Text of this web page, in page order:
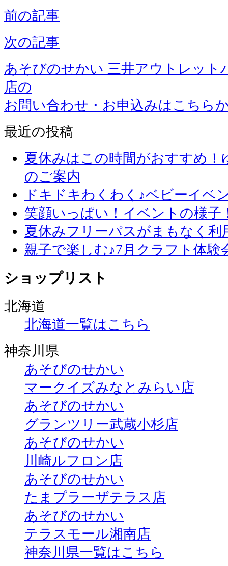
前の記事
次の記事
あそびのせかい 三井アウトレット
店の
お問い合わせ・お申込みはこちら
最近の投稿
夏休みはこの時間がおすすめ
のご案内
ドキドキわくわく♪ベビーイベ
笑顔いっぱい！イベントの様子
夏休みフリーパスがまもなく利
親子で楽しむ♪7月クラフト体験
ショップリスト
北海道
北海道一覧はこちら
神奈川県
あそびのせかい
マークイズみなとみらい店
あそびのせかい
グランツリー武蔵小杉店
あそびのせかい
川崎ルフロン店
あそびのせかい
たまプラーザテラス店
あそびのせかい
テラスモール湘南店
神奈川県一覧はこちら